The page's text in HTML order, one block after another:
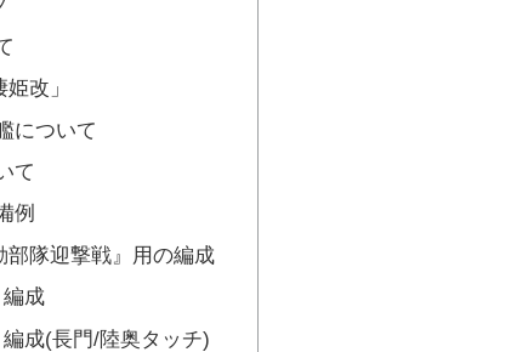
改」
について
て
例
部隊迎撃戦』用の編成
成
成(長門/陸奥タッチ)